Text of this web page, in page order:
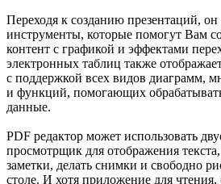
Переходя к созданию презентаций, он
инструменты, которые помогут Вам
контент с графикой и эффектами
электронных таблиц также
с поддержкой всех видов диаграмм,
и функций, помогающих
данные.
PDF редактор может использовать
просмотрщик для отображения
заметки, делать снимки и свободно
столе. И хотя приложение для чтения,